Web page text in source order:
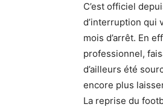
C’est officiel
d’interruption qui
mois d’arrêt. En
professionnel,
d’ailleurs été
encore plus
La reprise du